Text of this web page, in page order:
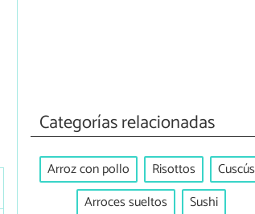
Categorías relacionadas
Arroz con pollo Risottos
Cuscús
Arroces sueltos
Sushi